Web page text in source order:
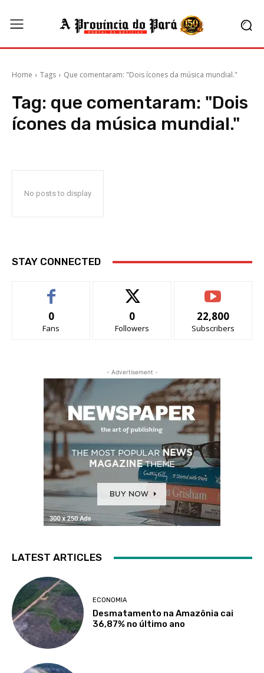
Home Tags Que comentaram: "Dois ícones da música mundial."
Tag: que comentaram: "Dois
ícones da música mundial."
No posts to display
STAY CONNECTED
0
Fans
0
Followers
22,800
Subscribers
- Advertisement -
LATEST ARTICLES
ECONOMIA
Desmatamento na Amazônia cai
36,87% no último ano